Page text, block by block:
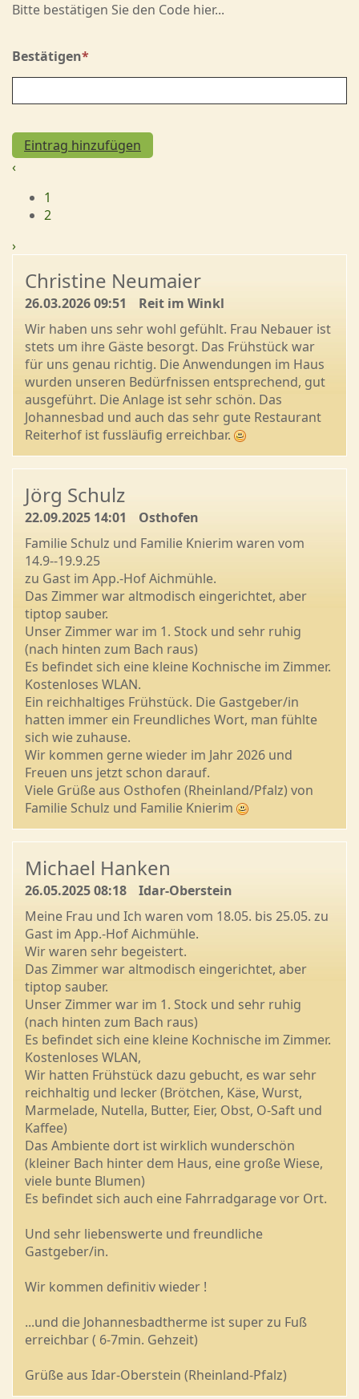
Bitte bestätigen Sie den Code hier...
Bestätigen*
‹
1
2
›
Christine Neumaier
26.03.2026 09:51
Reit im Winkl
Wir haben uns sehr wohl gefühlt. Frau Nebauer ist
stets um ihre Gäste besorgt. Das Frühstück war
für uns genau richtig. Die Anwendungen im Haus
wurden unseren Bedürfnissen entsprechend, gut
ausgeführt. Die Anlage ist sehr schön. Das
Johannesbad und auch das sehr gute Restaurant
Reiterhof ist fussläufig erreichbar.
Jörg Schulz
22.09.2025 14:01
Osthofen
Familie Schulz und Familie Knierim waren vom
14.9--19.9.25
zu Gast im App.-Hof Aichmühle.
Das Zimmer war altmodisch eingerichtet, aber
tiptop sauber.
Unser Zimmer war im 1. Stock und sehr ruhig
(nach hinten zum Bach raus)
Es befindet sich eine kleine Kochnische im Zimmer.
Kostenloses WLAN.
Ein reichhaltiges Frühstück. Die Gastgeber/in
hatten immer ein Freundliches Wort, man fühlte
sich wie zuhause.
Wir kommen gerne wieder im Jahr 2026 und
Freuen uns jetzt schon darauf.
Viele Grüße aus Osthofen (Rheinland/Pfalz) von
Familie Schulz und Familie Knierim
Michael Hanken
26.05.2025 08:18
Idar-Oberstein
Meine Frau und Ich waren vom 18.05. bis 25.05. zu
Gast im App.-Hof Aichmühle.
Wir waren sehr begeistert.
Das Zimmer war altmodisch eingerichtet, aber
tiptop sauber.
Unser Zimmer war im 1. Stock und sehr ruhig
(nach hinten zum Bach raus)
Es befindet sich eine kleine Kochnische im Zimmer.
Kostenloses WLAN,
Wir hatten Frühstück dazu gebucht, es war sehr
reichhaltig und lecker (Brötchen, Käse, Wurst,
Marmelade, Nutella, Butter, Eier, Obst, O-Saft und
Kaffee)
Das Ambiente dort ist wirklich wunderschön
(kleiner Bach hinter dem Haus, eine große Wiese,
viele bunte Blumen)
Es befindet sich auch eine Fahrradgarage vor Ort.
Und sehr liebenswerte und freundliche
Gastgeber/in.
Wir kommen definitiv wieder !
...und die Johannesbadtherme ist super zu Fuß
erreichbar ( 6-7min. Gehzeit)
Grüße aus Idar-Oberstein (Rheinland-Pfalz)